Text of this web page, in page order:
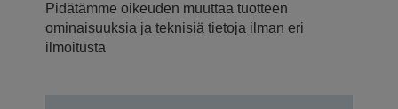
Pidätämme oikeuden muuttaa tuotteen
ominaisuuksia ja teknisiä tietoja ilman eri
ilmoitusta